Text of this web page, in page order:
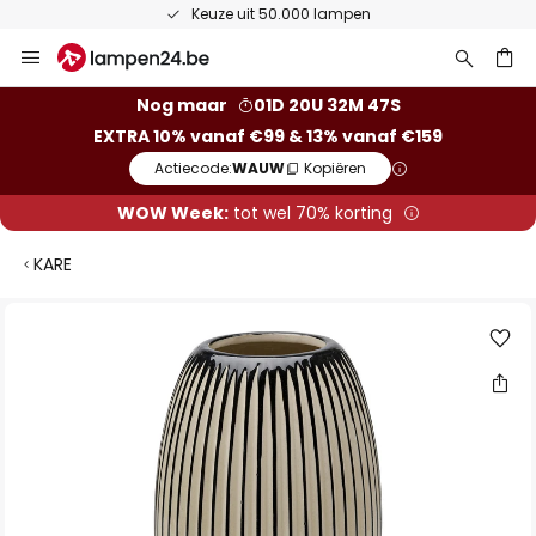
Keuze uit 50.000 lampen
naar
Nog maar
01D 20U 32M 46S
EXTRA 10% vanaf €99 & 13% vanaf €159
Actiecode:WAUW Kopiëren
WOW Week:tot wel 70% korting
KARE